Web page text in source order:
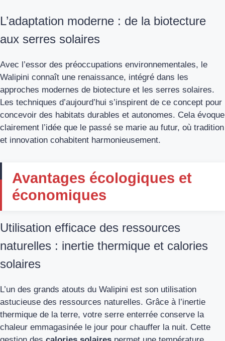
L’adaptation moderne : de la biotecture
aux serres solaires
Avec l’essor des préoccupations environnementales, le
Walipini connaît une renaissance, intégré dans les
approches modernes de biotecture et les serres solaires.
Les techniques d’aujourd’hui s’inspirent de ce concept pour
concevoir des habitats durables et autonomes. Cela évoque
clairement l’idée que le passé se marie au futur, où tradition
et innovation cohabitent harmonieusement.
Avantages écologiques et
économiques
Utilisation efficace des ressources
naturelles : inertie thermique et calories
solaires
L’un des grands atouts du Walipini est son utilisation
astucieuse des ressources naturelles. Grâce à l’inertie
thermique de la terre, votre serre enterrée conserve la
chaleur emmagasinée le jour pour chauffer la nuit. Cette